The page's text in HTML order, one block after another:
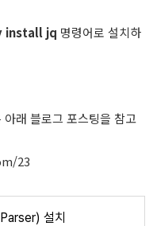
install jq 명령어로 설치하
래 블로그 포스팅을 참고
23
설치